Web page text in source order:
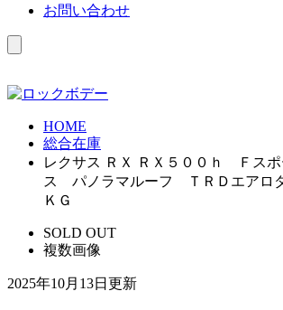
お問い合わせ
HOME
総合在庫
レクサス ＲＸ ＲＸ５００ｈ Ｆス
ス パノラマルーフ ＴＲＤエアロ
ＫＧ
SOLD OUT
複数画像
2025年10月13日更新